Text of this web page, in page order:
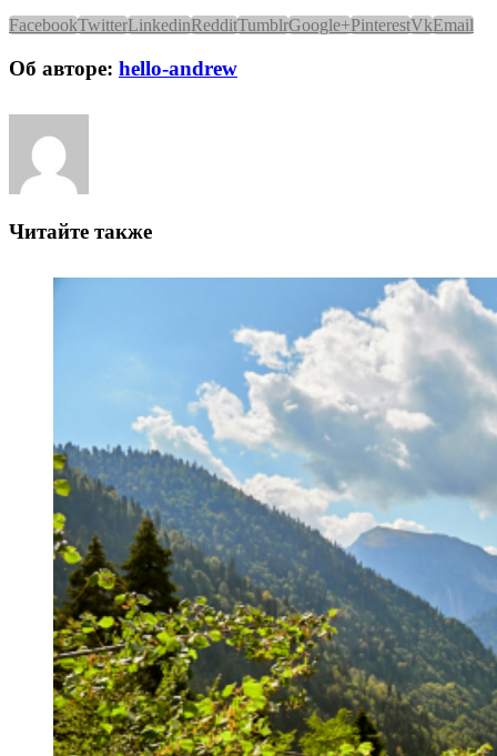
FacebookTwitterLinkedinRedditTumblrGoogle+PinterestVkEmail
Об авторе: hello-andrew
Читайте также